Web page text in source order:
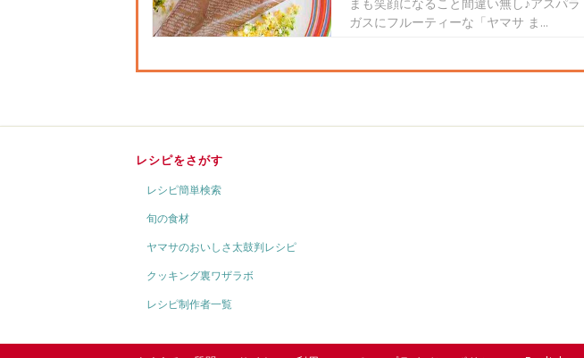
ガスにフルーティーな「ヤマサ ま...
レシピをさがす
レシピ簡単検索
旬の食材
ヤマサのおいしさ太鼓判レシピ
クッキング裏ワザラボ
レシピ制作者一覧